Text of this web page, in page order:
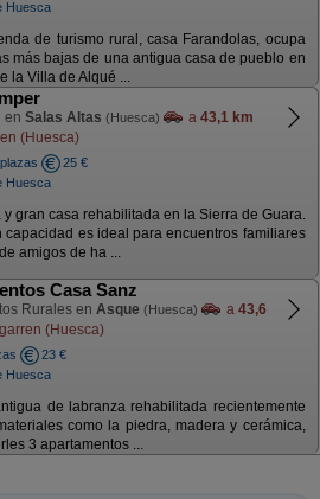
Huesca
de turismo rural, casa Farandolas, ocupa
más bajas de una antigua casa de pueblo en
la Villa de Alqué ...
en Salas Altas (Huesca) a 43,1 km
(Huesca)
25 €
Huesca
y gran casa rehabilitada en la Sierra de Guara.
capacidad es ideal para encuentros familiares
amigos de ha ...
Casa Sanz
Rurales en Asque (Huesca) a 43,6
(Huesca)
23 €
Huesca
de labranza rehabilitada recientemente
como la piedra, madera y cerámica,
3 apartamentos ...